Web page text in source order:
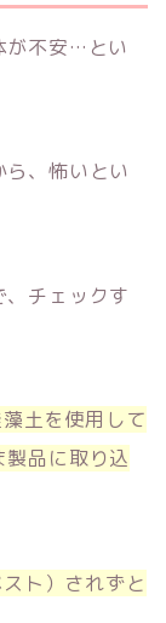
が不安…とい
、怖いとい
チェックす
土を使用して
品に取り込
ト）されずと